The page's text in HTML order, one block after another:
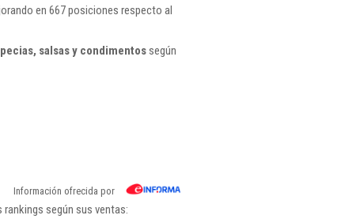
en 667 posiciones respecto al
salsas y condimentossegún
Información ofrecida por
según sus ventas: